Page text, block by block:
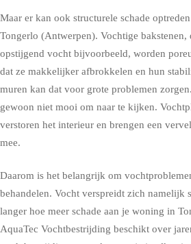
Maar er kan ook structurele schade
Tongerlo (Antwerpen). Vochtige bakstenen,
opstijgend vocht bijvoorbeeld, worden
dat ze makkelijker afbrokkelen en hun
muren kan dat voor grote problemen
gewoon niet mooi om naar te kijken.
verstoren het interieur en brengen een
mee.
Daarom is het belangrijk om
behandelen. Vocht verspreidt zich namelijk
langer hoe meer schade aan je woning in
AquaTec Vochtbestrijding beschikt over